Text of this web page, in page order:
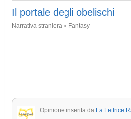
Il portale degli obelischi
Narrativa straniera » Fantasy
Opinione inserita da La Lettrice